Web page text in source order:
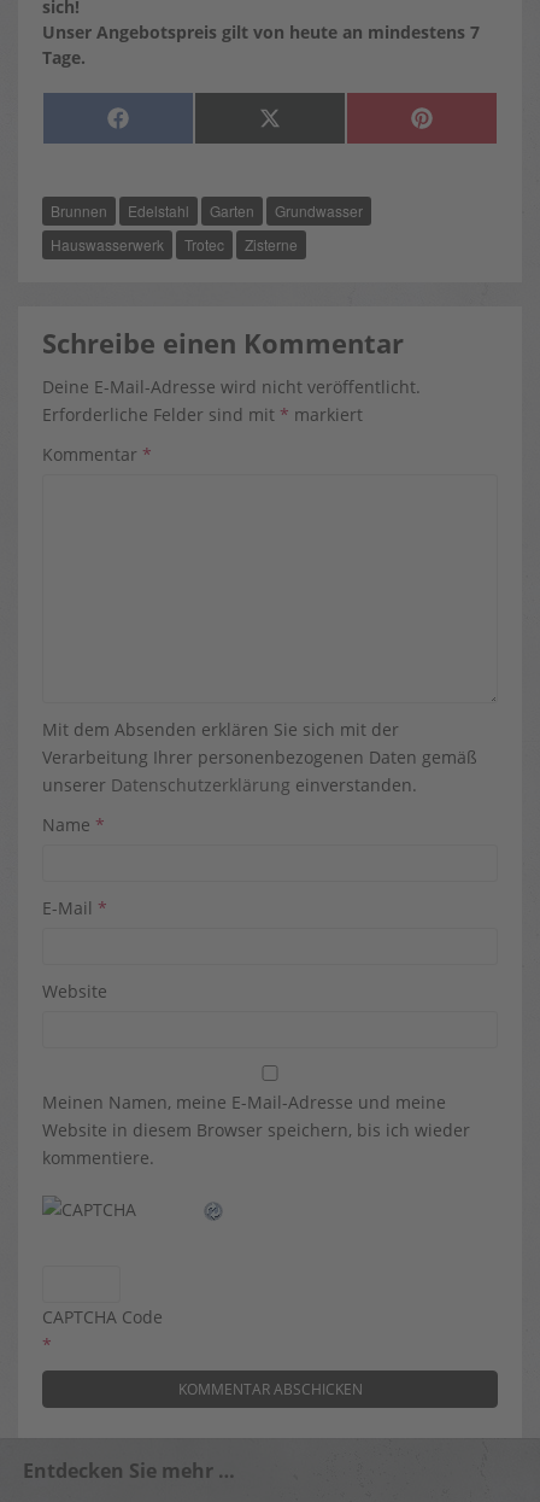
sich!
Unser Angebotspreis gilt von heute an mindestens 7
Tage.
SHARE
F
A
O
O
K
SHARE
X
(
T
T
E
R
)
SHARE
P
I
Brunnen Edelstahl Garten
Grundwasser
Hauswasserwerk
Trotec Zisterne
Schreibe einen Kommentar
Deine E-Mail-Adresse wird nicht veröffentlicht.
Erforderliche Felder sind mit * markiert
Kommentar *
Mit dem Absenden erklären Sie sich mit der
Verarbeitung Ihrer personenbezogenen Daten gemäß
unserer Datenschutzerklärung einverstanden.
Name *
E-Mail *
Website
Meinen Namen, meine E-Mail-Adresse und meine
Website in diesem Browser speichern, bis ich wieder
kommentiere.
CAPTCHA Code
*
Entdecken Sie mehr …